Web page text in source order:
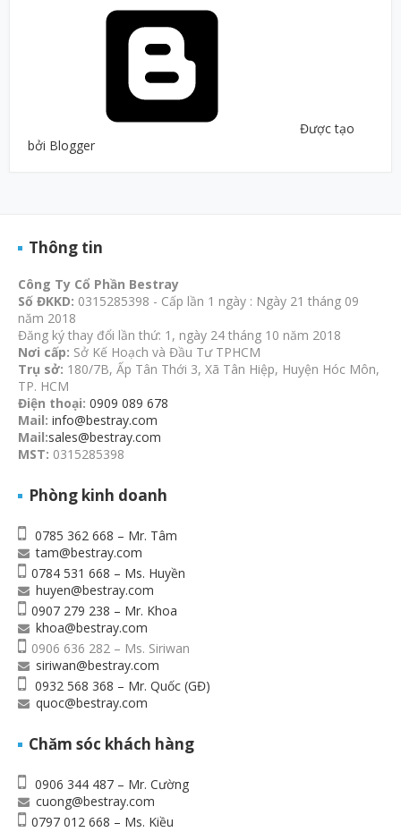
Được tạo
bởi Blogger
Thông tin
Công Ty Cổ Phần Bestray
Số ĐKKD: 0315285398 - Cấp lần 1 ngày : Ngày 21 tháng 09
năm 2018
Đăng ký thay đổi lần thứ: 1, ngày 24 tháng 10 năm 2018
Nơi cấp: Sở Kế Hoạch và Đầu Tư TPHCM
Trụ sở: 180/7B, Ấp Tân Thới 3, Xã Tân Hiệp, Huyện Hóc Môn,
TP. HCM
Điện thoại: 0909 089 678
Mail: info@bestray.com
Mail:sales@bestray.com
MST: 0315285398
Phòng kinh doanh
0785 362 668 – Mr. Tâm
tam@bestray.com
0784 531 668 – Ms. Huyền
huyen@bestray.com
0907 279 238 – Mr. Khoa
khoa@bestray.com
0906 636 282 – Ms. Siriwan
siriwan@bestray.com
0932 568 368 – Mr. Quốc (GĐ)
quoc@bestray.com
Chăm sóc khách hàng
0906 344 487 – Mr. Cường
cuong@bestray.com
0797 012 668 – Ms. Kiều